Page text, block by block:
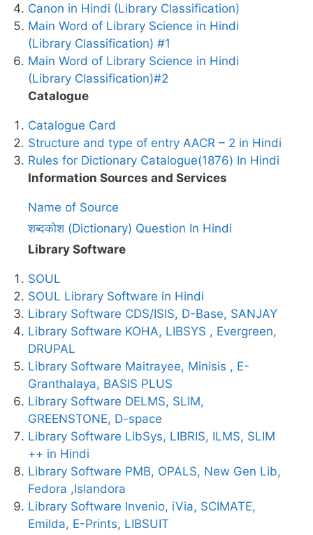
Canon in Hindi (Library Classification)
Main Word of Library Science in Hindi
(Library Classification) #1
Main Word of Library Science in Hindi
(Library Classification)#2
Catalogue
Catalogue Card
Structure and type of entry AACR – 2 in Hindi
Rules for Dictionary Catalogue(1876) In Hindi
Information Sources and Services
Name of Source
शब्दकोश (Dictionary) Question In Hindi
Library Software
SOUL
SOUL Library Software in Hindi
Library Software CDS/ISIS, D-Base, SANJAY
Library Software KOHA, LIBSYS , Evergreen,
DRUPAL
Library Software Maitrayee, Minisis , E-
Granthalaya, BASIS PLUS
Library Software DELMS, SLIM,
GREENSTONE, D-space
Library Software LibSys, LIBRIS, ILMS, SLIM
++ in Hindi
Library Software PMB, OPALS, New Gen Lib,
Fedora ,Islandora
Library Software Invenio, iVia, SCIMATE,
Emilda, E-Prints, LIBSUIT